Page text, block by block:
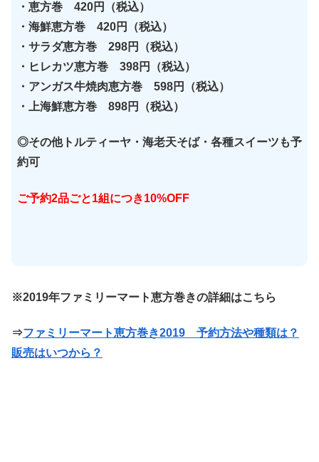
・恵方巻 420円（税込）
・海鮮恵方巻 420円（税込）
・サラダ恵方巻 298円（税込）
・ヒレカツ恵方巻 398円（税込）
・アンガス牛焼肉恵方巻 598円（税込）
・上海鮮恵方巻 898円（税込）
◎その他トルティーヤ・海老天そば・各種スイーツも予
約可
ご予約2品ごと1組につき10%OFF
※2019年ファミリーマート恵方巻きの詳細はこちら
⇒ファミリーマート恵方巻き2019 予約方法や種類は？
販売はいつから？